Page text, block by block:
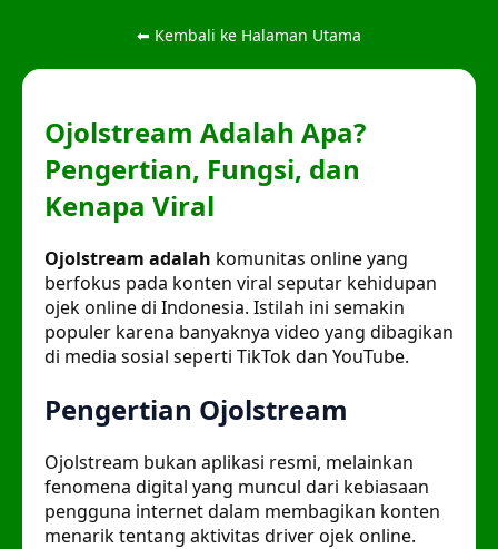
⬅ Kembali ke Halaman Utama
Ojolstream Adalah Apa?
Pengertian, Fungsi, dan
Kenapa Viral
Ojolstream adalah komunitas online yang
berfokus pada konten viral seputar kehidupan
ojek online di Indonesia. Istilah ini semakin
populer karena banyaknya video yang dibagikan
di media sosial seperti TikTok dan YouTube.
Pengertian Ojolstream
Ojolstream bukan aplikasi resmi, melainkan
fenomena digital yang muncul dari kebiasaan
pengguna internet dalam membagikan konten
menarik tentang aktivitas driver ojek online.